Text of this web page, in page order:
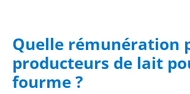
Quelle rémunération
producteurs de lait
fourme ?